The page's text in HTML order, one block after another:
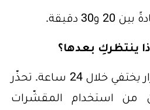
دقيقة.
ينتظركِ بعدها؟
تتعرّض البشرة لاحمرار يختفي خلال 24 ساعة. تحذّر
من استخدام المقشّرات